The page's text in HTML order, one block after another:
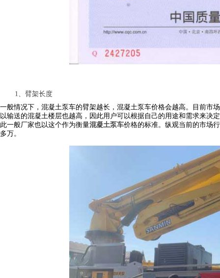
1、臂架长度
一般情况下， 混凝土泵车的臂架越长， 混凝土泵车价格会越高。目前市
以输送的混凝土楼层也越高，因此用户可以根据自己的用途和需求来决
此一般厂家也以这个作为衡量混凝土泵车价格的标准。纵观当前的市场
多万。